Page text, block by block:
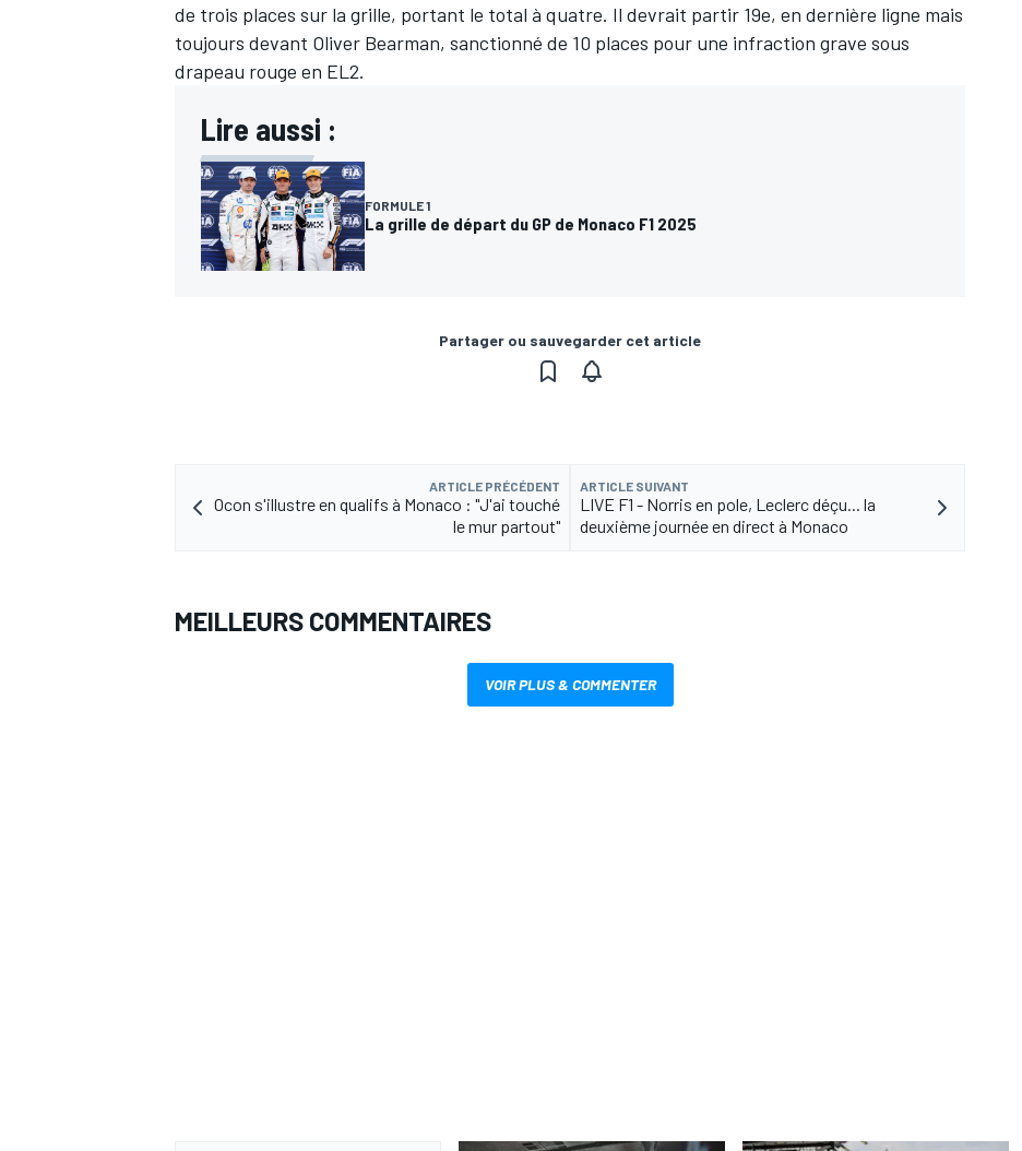
de trois places sur la grille, portant le total à quatre. Il devrait partir 19e, en dernière ligne mais
toujours devant Oliver Bearman, sanctionné de 10 places pour une infraction grave sous
drapeau rouge en EL2.
Lire aussi :
FORMULE 1
La grille de départ du GP de Monaco F1 2025
Partager ou sauvegarder cet article
ARTICLE PRÉCÉDENT
Ocon s'illustre en qualifs à Monaco : "J'ai touché
le mur partout"
ARTICLE SUIVANT
LIVE F1 - Norris en pole, Leclerc déçu... la
deuxième journée en direct à Monaco
MEILLEURS COMMENTAIRES
VOIR PLUS & COMMENTER